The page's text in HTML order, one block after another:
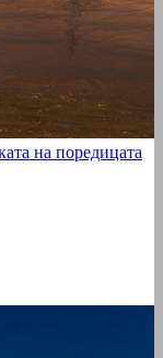
на поредицата